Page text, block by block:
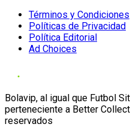
Términos y Condiciones
Políticas de Privacidad
Política Editorial
Ad Choices
Bolavip, al igual que Futbol
perteneciente a Better
reservados